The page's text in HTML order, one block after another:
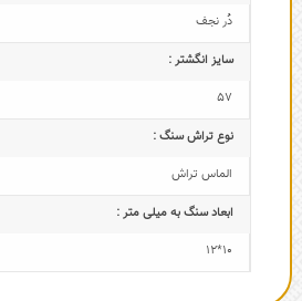
دُر نجف
سایز انگشتر :
57
نوع تراش سنگ :
الماس تراش
ابعاد سنگ به میلی متر :
10*12